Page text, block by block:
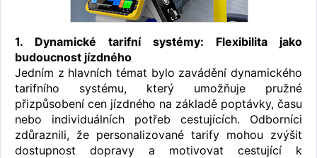
1. Dynamické tarifní systémy: Flexibilita jako
budoucnost jízdného
Jedním z hlavních témat bylo zavádění dynamického
tarifního systému, který umožňuje pružné
přizpůsobení cen jízdného na základě poptávky, času
nebo individuálních potřeb cestujících. Odborníci
zdůraznili, že personalizované tarify mohou zvýšit
dostupnost dopravy a motivovat cestující k